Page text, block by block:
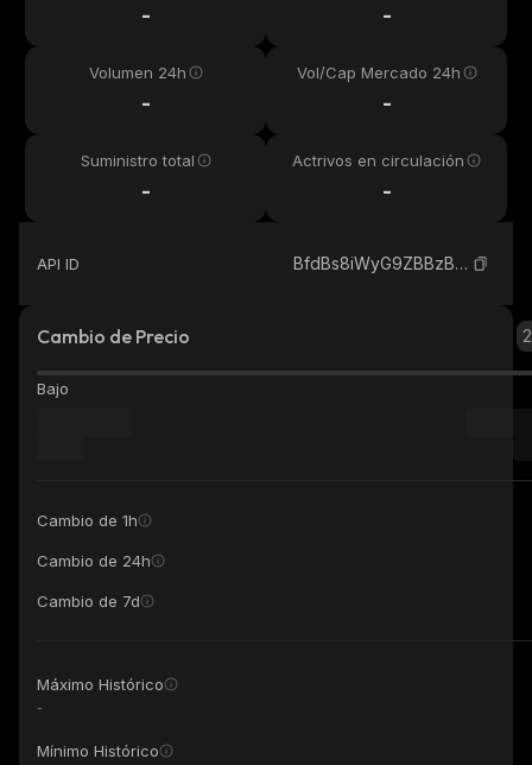
- -
Volumen 24h
-
Vol/Cap Mercado 24h
-
Suministro total
-
Actrivos en circulación
-
API ID BfdBs8iWyG9ZBBzBFu9LPdJhmXaepwYzcnUeAnz1yKtQ_solana
Cambio de Precio
Bajo
Cambio de 1h
Cambio de 24h
Cambio de 7d
Máximo Histórico
-
Mínimo Histórico